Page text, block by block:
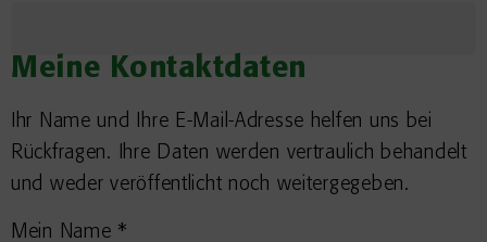
Meine Kontaktdaten
Ihr Name und Ihre E-Mail-Adresse helfen uns bei
Rückfragen. Ihre Daten werden vertraulich behandelt
und weder veröffentlicht noch weitergegeben.
Mein Name *